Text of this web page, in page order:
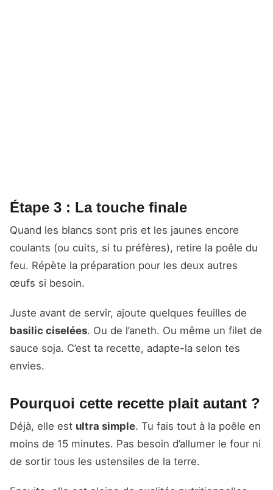
Étape 3 : La touche finale
Quand les blancs sont pris et les jaunes encore
coulants (ou cuits, si tu préfères), retire la poêle du
feu. Répète la préparation pour les deux autres
œufs si besoin.
Juste avant de servir, ajoute quelques feuilles de
basilic ciselées. Ou de l’aneth. Ou même un filet de
sauce soja. C’est ta recette, adapte-la selon tes
envies.
Pourquoi cette recette plait autant ?
Déjà, elle est ultra simple. Tu fais tout à la poêle en
moins de 15 minutes. Pas besoin d’allumer le four ni
de sortir tous les ustensiles de la terre.